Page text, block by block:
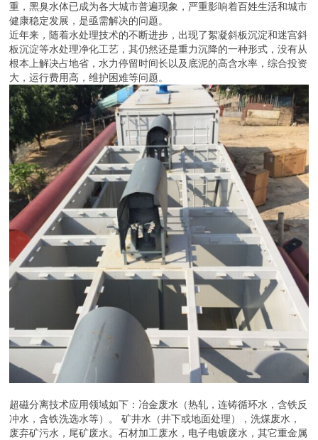
重，黑臭水体已成为各大城市普遍现象，严重影响着百姓生活和城市
健康稳定发展，是亟需解决的问题。
近年来，随着水处理技术的不断进步，出现了絮凝斜板沉淀和迷宫斜
板沉淀等水处理净化工艺，其仍然还是重力沉降的一种形式，没有从
根本上解决占地省，水力停留时间长以及底泥的高含水率，综合投资
大，运行费用高，维护困难等问题。
超磁分离技术应用领域如下：冶金废水（热轧，连铸循环水，含铁反
冲水，含铁洗选水等）。 矿井水（井下或地面处理），洗煤废水，
废弃矿污水，尾矿废水。石材加工废水，电子电镀废水，其它重金属